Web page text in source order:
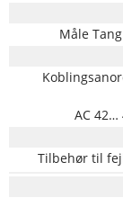
Måle
AC 42…
Tilbehør til